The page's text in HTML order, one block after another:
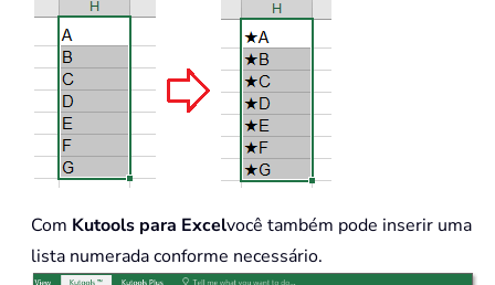
Com Kutools para Excelvocê também pode inserir uma
lista numerada conforme necessário.